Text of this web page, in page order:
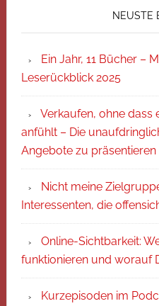
NEUSTE
Ein Jahr, 11 Bücher –
Leserückblick 2025
Verkaufen, ohne dass
anfühlt – Die
Angebote zu präsentieren
Nicht meine
Interessenten, die
Online-Sichtbarkeit:
funktionieren und worauf
Kurzepisoden im